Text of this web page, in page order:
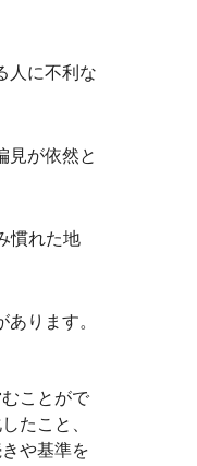
人に不利な
見が依然と
慣れた地
ります。
ことがで
たこと、
や基準を